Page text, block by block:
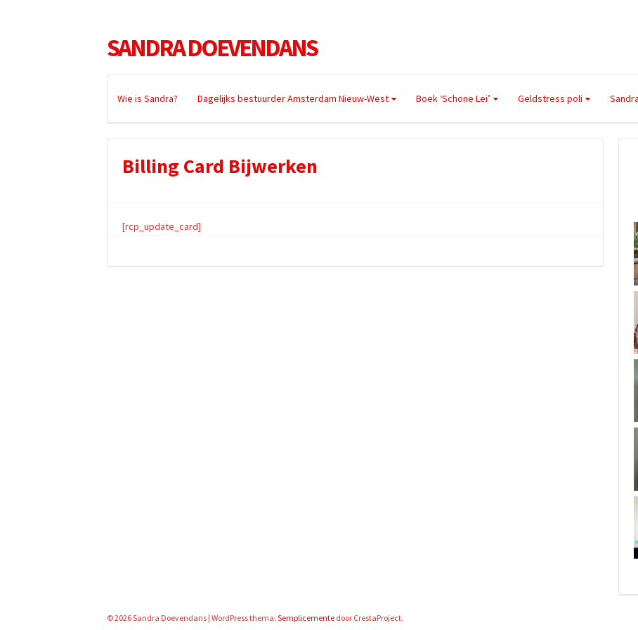
SANDRA DOEVENDANS
Wie is Sandra? Dagelijks bestuurder Amsterdam Nieuw-West Boek ‘Schone Lei’ Geldstress poli
Billing Card Bijwerken
[rcp_update_card]
© 2026 Sandra Doevendans | WordPress thema: Semplicemente door CrestaProject.